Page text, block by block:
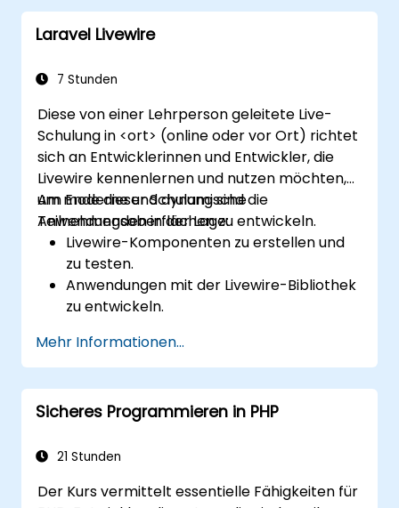
Laravel Livewire
7 Stunden
Diese von einer Lehrperson geleitete Live-
Schulung in <ort> (online oder vor Ort) richtet
sich an Entwicklerinnen und Entwickler, die
Livewire kennenlernen und nutzen möchten,
um moderne und dynamische
Anwendungsoberflächen zu entwickeln.
Am Ende dieser Schulung sind die
Teilnehmenden in der Lage:
Livewire-Komponenten zu erstellen und
zu testen.
Anwendungen mit der Livewire-Bibliothek
zu entwickeln.
PHP zu erstellen.
Mehr Informationen...
Sicheres Programmieren in PHP
21 Stunden
Der Kurs vermittelt essentielle Fähigkeiten für